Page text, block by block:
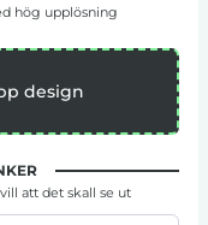
hög upplösning
design
att det skall se ut